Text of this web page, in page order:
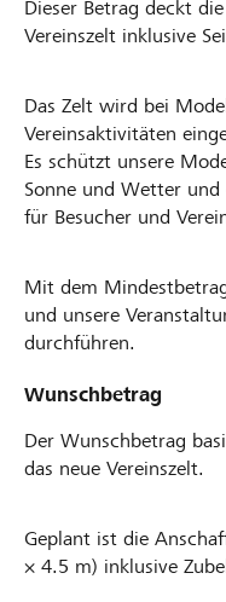
Dieser Betrag deckt
Vereinszelt inklusive
Das Zelt wird bei
Vereinsaktivitäten
Es schützt unsere
Sonne und Wetter
für Besucher und
Mit dem
und unsere
durchführen.
Wunschbetrag
Der Wunschbetrag
das neue Vereinszelt.
Geplant ist die
× 4.5 m) inklusive